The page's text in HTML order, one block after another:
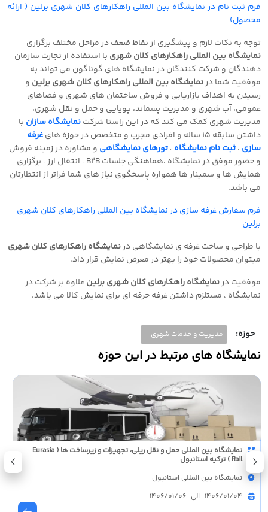
فرم ثبت نام در نمایشگاه بین المللی راهکارهای کلان شهری برلین ( ارائه
محصول)
توجه به نکات لازم و پیشگیری از نقاط ضعف در مراحل مختلف برگزاری
نمایشگاه بین المللی راهکارهای کلان شهری با استفاده از تجارت سازمان
دهندگان و شرکت کنندگان در نمایشگاه های گوناگون می تواند به
موفقیت شما درنمایشگاه بین المللی راهکارهای کلان شهری برلین و
رسیدن به اهداف بازاریابی و فروش ساختمان های شهری و فضاهای
عمومی، آب شهری و مدیریت پسماند، پویایی و حمل و نقل شهری،
مدیریت شهری کمک می کند که در این راستا شرکتنمایشگاه سازان با
داشتن سابقه 15 ساله و افرادی مجرب و متخصص در حوزه های
غرفه
سازی ،ثبت نام نمایشگاه ،تورهای نمایشگاهی و مشاوره در زمینه فروش
و حضور موفق در نمایشگاه ،هماهنگی جلسات
، انتقال ارز ، برگزاری
همایش ها و سمینار ها همواره پاسخگوی نیاز های شما فراتر از انتظارتان
می باشد.
فرم سفارش غرفه سازی در نمایشگاه بین المللی راهکارهای کلان شهری
برلین
با طراحی و ساخت غرفه ی نمایشگاهی درنمایشگاه راهکارهای کلان شهری
میتوان محصولات خود را بهتر در معرض نمایش قرار داد.
موفقیت درنمایشگاه راهکارهای کلان شهری برلینعلاوه بر شرکت در
نمایشگاه ، مستلزم داشتن غرفه حرفه ای برای نمایش کالا می باشد.
حوزه: مدیریت و خدمات شهری
نمایشگاه های مرتبط در این حوزه
نمایشگاه بین المللی حمل و نقل ریلی، تجهیزات و زیرساخت ها ( Eurasia
Rail ) ترکیه استانبول
نمایشگاه بین المللی استانبول
1406/01/04 الی 1406/01/06